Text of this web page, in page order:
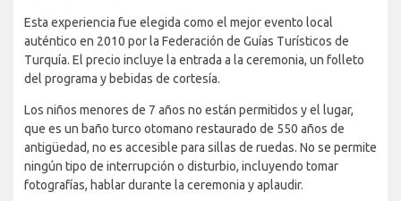
Esta experiencia fue elegida como el mejor evento local
auténtico en 2010 por la Federación de Guías Turísticos de
Turquía. El precio incluye la entrada a la ceremonia, un folleto
del programa y bebidas de cortesía.
Los niños menores de 7 años no están permitidos y el lugar,
que es un baño turco otomano restaurado de 550 años de
antigüedad, no es accesible para sillas de ruedas. No se permite
ningún tipo de interrupción o disturbio, incluyendo tomar
fotografías, hablar durante la ceremonia y aplaudir.